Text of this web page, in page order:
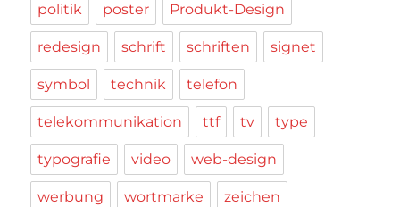
politik poster Produkt-Design
redesign schrift schriften signet
symbol technik telefon
telekommunikation ttf tv type
typografie video web-design
werbung wortmarke zeichen